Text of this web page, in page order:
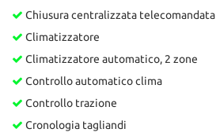
Chiusura centralizzata telecomandata
Climatizzatore
Climatizzatore automatico, 2 zone
Controllo automatico clima
Controllo trazione
Cronologia tagliandi